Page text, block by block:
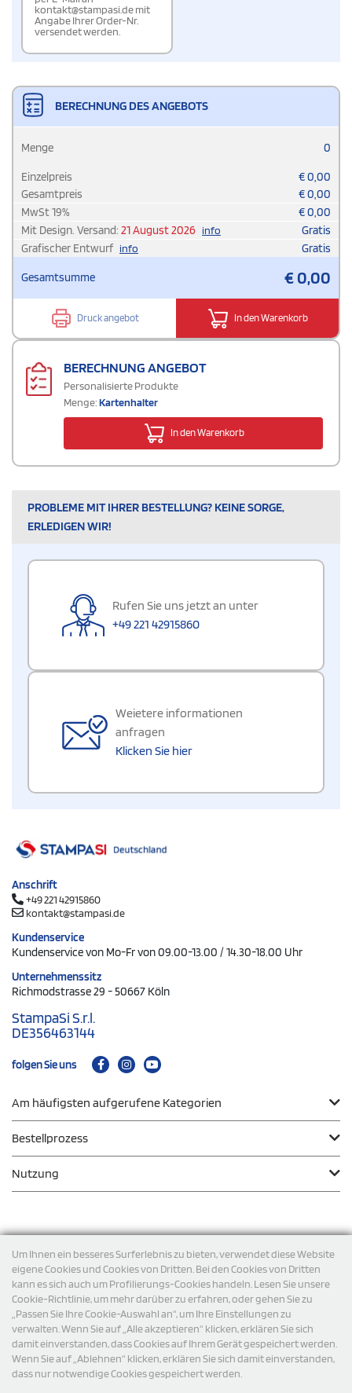
Um Ihnen ein besseres Surferlebnis zu bieten, verwendet diese Website
eigene Cookies und Cookies von Dritten. Bei den Cookies von Dritten
kann es sich auch um Profilierungs-Cookies handeln. Lesen Sie unsere
Cookie-Richtlinie, um mehr darüber zu erfahren, oder gehen Sie zu
„Passen Sie Ihre Cookie-Auswahl an“, um Ihre Einstellungen zu
verwalten. Wenn Sie auf „Alle akzeptieren“ klicken, erklären Sie sich
damit einverstanden, dass Cookies auf Ihrem Gerät gespeichert werden.
Wenn Sie auf „Ablehnen“ klicken, erklären Sie sich damit einverstanden,
dass nur notwendige Cookies gespeichert werden.
kontakt@stampasi.de mit
Angabe Ihrer Order-Nr.
versendet werden.
BERECHNUNG DES ANGEBOTS
Menge 0
Einzelpreis €0,00
Gesamtpreis
€0,00
MwSt19% €0,00
Mit Design. Versand: 21 August 2026 info
Gratis
Grafischer Entwurf info Gratis
Gesamtsumme €0,00
Druck angebot In den Warenkorb
BERECHNUNG ANGEBOT
Personalisierte Produkte
Menge:Kartenhalter
In den Warenkorb
PROBLEME MIT IHRER BESTELLUNG? KEINE SORGE,
ERLEDIGEN WIR!
Rufen Sie uns jetzt an unter
+49 221 42915860
Weietere informationen
anfragen
Klicken Sie hier
Anschrift
+49 221 42915860
kontakt@stampasi.de
Kundenservice
Kundenservice von Mo-Fr von 09.00-13.00 / 14.30-18.00 Uhr
Unternehmenssitz
Richmodstrasse 29 - 50667 Köln
StampaSi S.r.l.
DE356463144
folgen Sie uns
Am häufigsten aufgerufene Kategorien
Bestellprozess
Nutzung
Versand